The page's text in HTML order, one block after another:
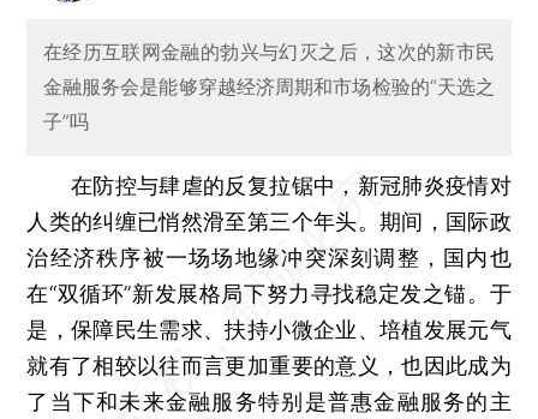
在经历互联网金融的勃兴与幻灭之后，这次的新市民
金融服务会是能够穿越经济周期和市场检验的“天选之
子”吗
在防控与肆虐的反复拉锯中，新冠肺炎疫情对
人类的纠缠已悄然滑至第三个年头。期间，国际政
治经济秩序被一场场地缘冲突深刻调整，国内也
在“双循环”新发展格局下努力寻找稳定发之锚。于
是，保障民生需求、扶持小微企业、培植发展元气
就有了相较以往而言更加重要的意义，也因此成为
了当下和未来金融服务特别是普惠金融服务的主